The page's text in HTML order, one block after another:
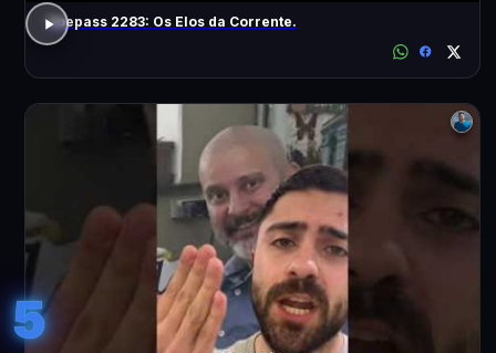
Voepass 2283: Os Elos da Corrente.
5